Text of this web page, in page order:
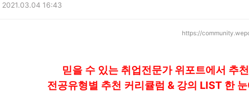
2021.03.04 16:43
https://
믿을 수 있는 취업전문가 위포트에서 추
전공유형별 추천 커리큘럼 & 강의 LIST 한